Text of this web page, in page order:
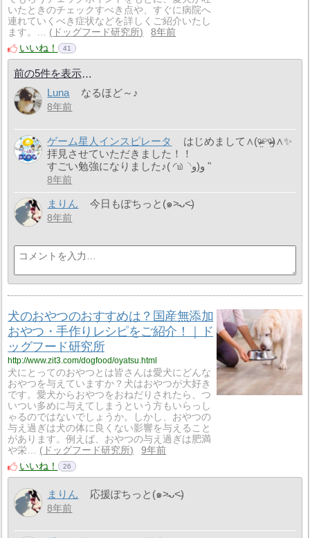
いたときのチェックすべき点や、すぐに病院へ
連れていくべき症状などを詳しくご紹介いたし
ます。…
ドッグフード研究所
8年前
いいね！
41
前の5件を表示
Luna
なるほど～♪
8年前
ゲーム星人インスピレータ
はじめまして‪∧(ᵒ̴̶̷̤⌔ᵒ̴̶̷̤)‪∧✨
拝見させていただきました！！
すごい勉強になりました‎♪( ◜௰◝و(و "
8年前
まりん 今日もぽちっと(๑˃̵ᴗ˂̵)
8年前
犬のおやつのおすすめは？国産無添加
おやつ・手作りレシピをご紹介！｜ド
ッグフード研究所
http://www.zit3.com/dogfood/oyatsu.html
犬にとってのおやつとは皆さんは愛犬にどんな
おやつを与えていますか？犬はおやつが大好き
です。愛犬からおやつをおねだりされたら、つ
いつい多めに与えてしまうという方もいらっし
ゃるのではないでしょうか。しかし、おやつの
与え過ぎは犬の体に良くない影響を与えること
があります。例えば、おやつの与え過ぎは肥満
や栄…
ドッグフード研究所
9年前
いいね！
26
まりん 応援ぽちっと(๑˃̵ᴗ˂̵)
8年前